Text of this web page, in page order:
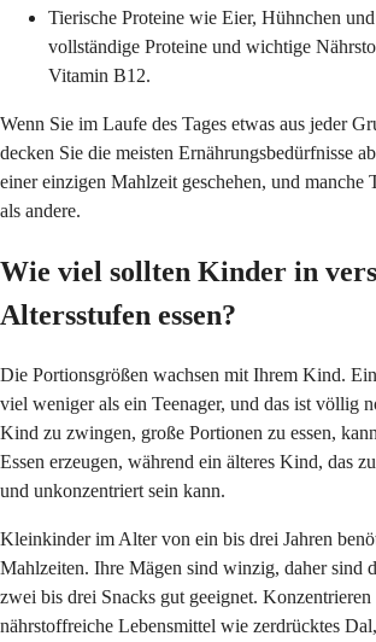
Tierische Proteine wie Eier, Hühnchen
vollständige Proteine und wichtige
Vitamin B12.
Wenn Sie im Laufe des Tages etwas aus jeder
decken Sie die meisten Ernährungsbedürfnisse
einer einzigen Mahlzeit geschehen, und manche
als andere.
Wie viel sollten Kinder in
Altersstufen essen?
Die Portionsgrößen wachsen mit Ihrem Kind.
viel weniger als ein Teenager, und das ist völlig
Kind zu zwingen, große Portionen zu essen,
Essen erzeugen, während ein älteres Kind, das
und unkonzentriert sein kann.
Kleinkinder im Alter von ein bis drei Jahren
Mahlzeiten. Ihre Mägen sind winzig, daher sind
zwei bis drei Snacks gut geeignet. Konzentrieren
nährstoffreiche Lebensmittel wie zerdrücktes